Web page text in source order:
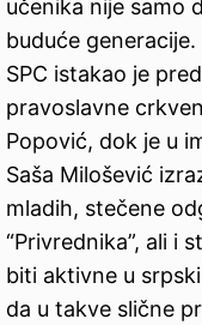
učenika nije samo
buduće generacije.
SPC istakao je
pravoslavne
Popović, dok je u
Saša Milošević
mladih, stečene
“Privrednika”, ali i
biti aktivne u
da u takve slične